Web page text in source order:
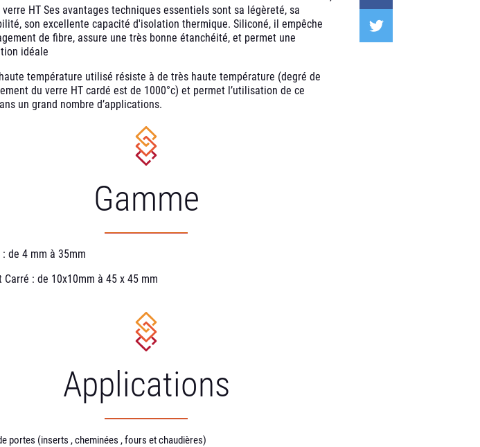
verre HT Ses avantages techniques essentiels sont sa légèreté, sa
son excellente capacité d'isolation thermique. Siliconé, il empêche
de fibre, assure une très bonne étanchéité, et permet une
idéale
température utilisé résiste à de très haute température (degré de
du verre HT cardé est de 1000°c) et permet l’utilisation de ce
un grand nombre d’applications.
Gamme
de 4 mm à 35mm
Carré : de 10x10mm à 45 x 45 mm
Applications
portes (inserts , cheminées , fours et chaudières)